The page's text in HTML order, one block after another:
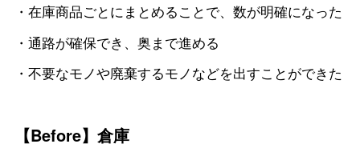
・在庫商品ごとにまとめることで、数が明確になった
・通路が確保でき、奥まで進める
・不要なモノや廃棄するモノなどを出すことができた
【Before】倉庫